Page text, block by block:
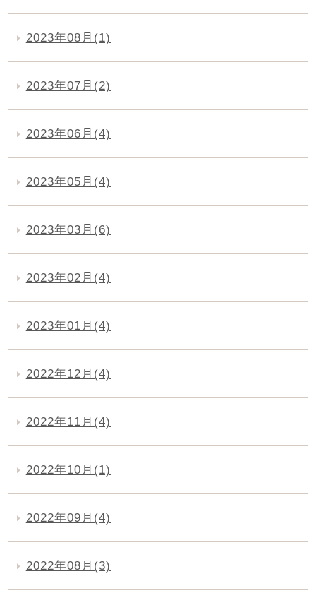
2023年08月(1)
2023年07月(2)
2023年06月(4)
2023年05月(4)
2023年03月(6)
2023年02月(4)
2023年01月(4)
2022年12月(4)
2022年11月(4)
2022年10月(1)
2022年09月(4)
2022年08月(3)